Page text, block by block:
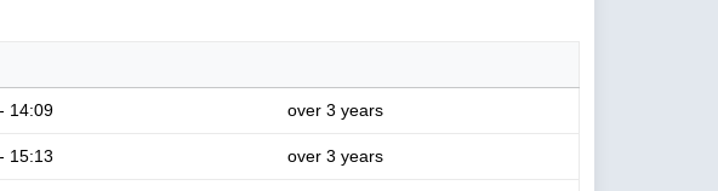
14:09 over 3 years
15:13 over 3 years